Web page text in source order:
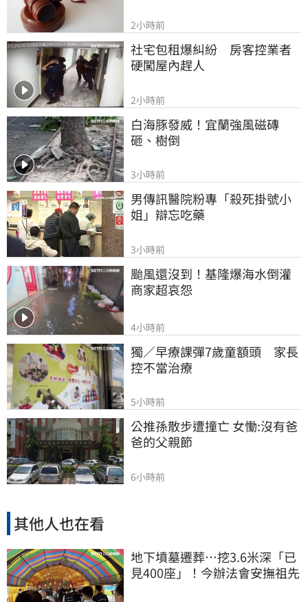
2小時前
社宅包租爆糾紛　房客控業者
硬闖屋內趕人
2小時前
白海豚發威！宜蘭強風磁磚
砸、樹倒
3小時前
男傳訊醫院粉專「殺死掛號小
姐」辯忘吃藥
3小時前
颱風還沒到！基隆爆海水倒灌
商家超哀怨
4小時前
獨／早療課彈7歲童額頭　家長
控不當治療
5小時前
公推孫散步遭撞亡 女慟:沒有爸
爸的父親節
6小時前
其他人也在看
地下墳墓遷葬…挖3.6米深「已
見400座」！今辦法會安撫祖先